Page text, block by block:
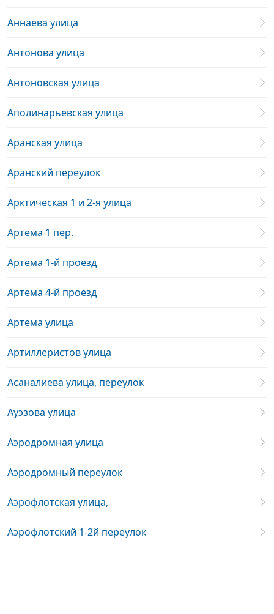
Аннаева улица
Антонова улица
Антоновская улица
Аполинарьевская улица
Аранская улица
Аранский переулок
Арктическая 1 и 2-я улица
Артема 1 пер.
Артема 1-й проезд
Артема 4-й проезд
Артема улица
Артиллеристов улица
Асаналиева улица, переулок
Ауэзова улица
Аэродромная улица
Аэродромный переулок
Аэрофлотская улица,
Аэрофлотский 1-2й переулок